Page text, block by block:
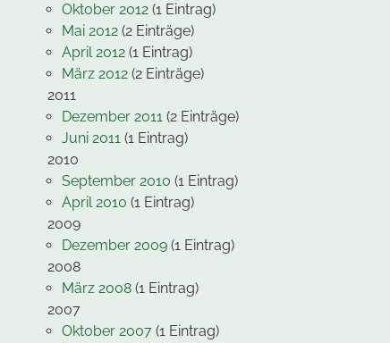
Oktober 2012 (1 Eintrag)
Mai 2012 (2 Einträge)
April 2012 (1 Eintrag)
März 2012 (2 Einträge)
2011
Dezember 2011 (2 Einträge)
Juni 2011 (1 Eintrag)
2010
September 2010 (1 Eintrag)
April 2010 (1 Eintrag)
2009
Dezember 2009 (1 Eintrag)
2008
März 2008 (1 Eintrag)
2007
Oktober 2007 (1 Eintrag)